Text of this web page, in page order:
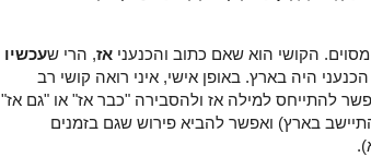
הקושי הוא שאם כתוב והכנעני אז, הרי שעכשיו
היה בארץ. באופן אישי, איני רואה קושי רב
להתייחס למילה אז ולהסבירה "כבר אז" או "גם אז"
בארץ) ואפשר להביא פירוש שגם בזמנים